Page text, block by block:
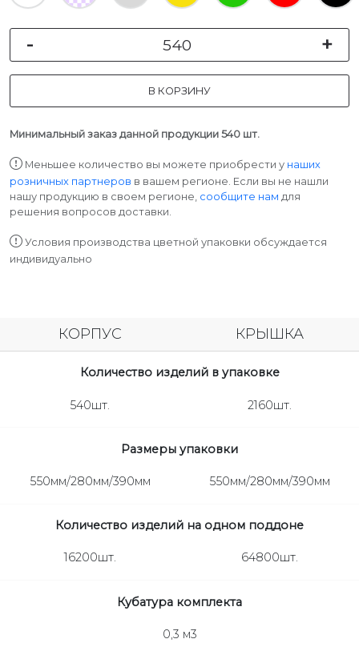
- +
В КОРЗИНУ
Минимальный заказ данной продукции 540 шт.
Меньшее количество вы можете приобрести у наших
розничных партнеров в вашем регионе. Если вы не нашли
нашу продукцию в своем регионе, сообщите нам для
решения вопросов доставки.
Условия производства цветной упаковки обсуждается
индивидуально
КОРПУС КРЫШКА
Количество изделий в упаковке
540шт. 2160шт.
Размеры упаковки
550мм/280мм/390мм 550мм/280мм/390мм
Количество изделий на одном поддоне
16200шт. 64800шт.
Кубатура комплекта
0,3 м3